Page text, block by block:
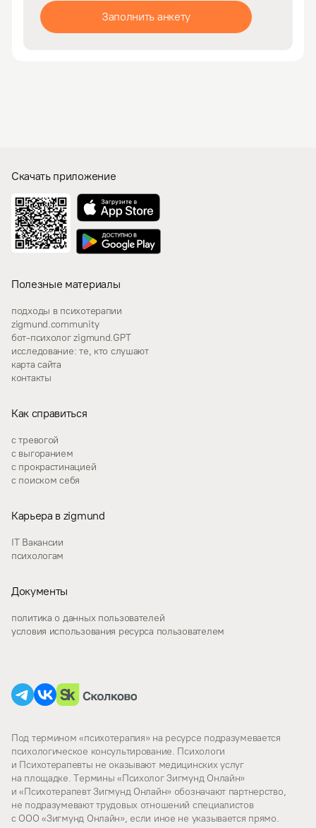
Заполнить анкету
Скачать приложение
Полезные материалы
подходы в психотерапии
zigmund.community
бот-психолог zigmund.GPT
исследование: те, кто слушают
карта сайта
контакты
Как справиться
с тревогой
с выгоранием
с прокрастинацией
с поиском себя
Карьера в zigmund
IT Вакансии
психологам
Документы
политика о данных пользователей
условия использования ресурса пользователем
Под термином «психотерапия» на ресурсе подразумевается
психологическое консультирование. Психологи
и Психотерапевты не оказывают медицинских услуг
на площадке. Термины «Психолог Зигмунд Онлайн»
и «Психотерапевт Зигмунд Онлайн» обозначают партнерство,
не подразумевают трудовых отношений специалистов
с ООО «Зигмунд Онлайн», если иное не указывается прямо.